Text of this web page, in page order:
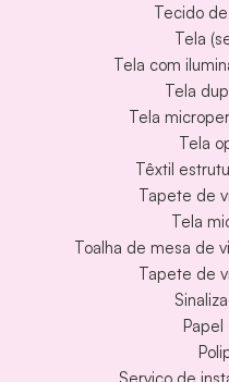
Tecido
Tela
Tela com
Tela
Tela
Tela
Têxtil
Tapete de
Tela
Toalha de mesa de
Tapete de